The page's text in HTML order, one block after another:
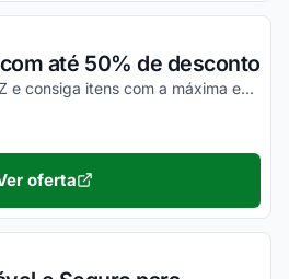
até 50% de desconto
Adquira nas ofertas WAZ e consiga itens com a máxima economia!
oferta